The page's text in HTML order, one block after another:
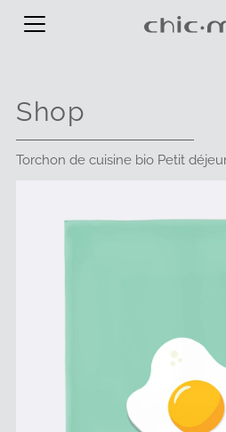
Shop
Torchon de cuisine bio Petit